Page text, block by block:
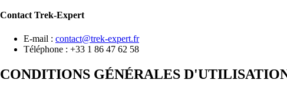
ContactTrek-Expert
E-mail : contact@trek-expert.fr
Téléphone : +33 1 86 47 62 58
CONDITIONS GÉNÉRALES